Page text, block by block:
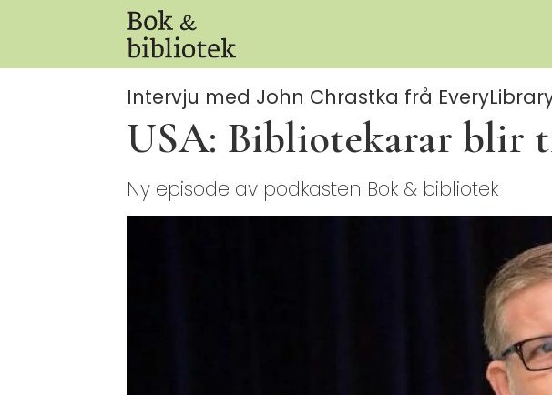
Intervju med John Chrastka frå
USA: Bibliotekarar blir
Ny episode av podkasten Bok & bibliotek